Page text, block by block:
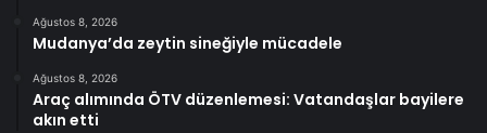
Ağustos 8, 2026
Mudanya’da zeytin sineğiyle mücadele
Ağustos 8, 2026
Araç alımında ÖTV düzenlemesi: Vatandaşlar bayilere
akın etti